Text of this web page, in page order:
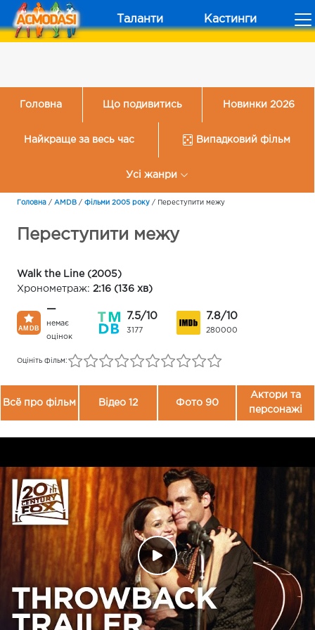
Таланти Кастинги
Головна Що подивитись Новинки 2026
Найкраще за весь час Випадковий фільм
Усі жанри
Головна / AMDB / Фільми 2005 року / Переступити межу
Переступити межу
Walk the Line (2005)
Хронометраж: 2:16 (136 хв)
—
немає
оцінок
7.5/10
3177
7.8/10
280000
Оцініть фільм:
Всё про фільм Відео 12 Фото 90
Актори та
персонажі